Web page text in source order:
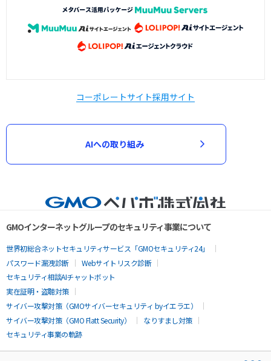
コーポレートサイト採用サイト
AIへの取り組み
GMOインターネットグループのセキュリティ事業について
世界初総合ネットセキュリティサービス「GMOセキュリティ24」
パスワード漏洩診断
Webサイトリスク診断
セキュリティ相談AIチャットボット
実在証明・盗聴対策
サイバー攻撃対策（GMOサイバーセキュリティ byイエラエ）
サイバー攻撃対策（GMO Flatt Security）
なりすまし対策
セキュリティ事業の軌跡